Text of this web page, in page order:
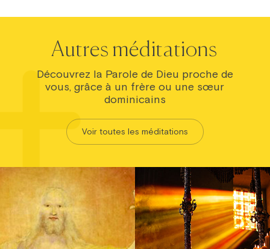
Autres méditations
Découvrez la Parole de Dieu proche de
vous, grâce à un frère ou une sœur
dominicains
Voir toutes les méditations